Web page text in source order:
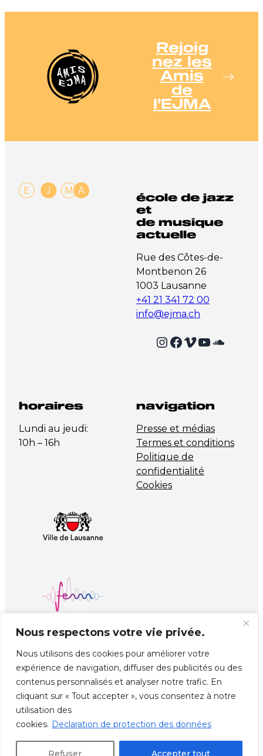
Nous respectons votre vie privée.
Nous utilisons des cookies pour améliorer votre
expérience de navigation, diffuser des publicités ou des
contenus personnalisés et analyser notre trafic. En
cliquant sur « Tout accepter », vous consentez à notre
utilisation des
cookies. Declaration de protection des données
Refuser Accepter tout
Rejoig
nez les
Amis
de
l’EJMA
école de jazz
et
de musique
actuelle
Rue des Côtes-de-
Montbenon 26
1003 Lausanne
+41 21 341 72 00
info@ejma.ch
InstagramFacebook Vimeo YouTube SoundCloud
horaires
Lundi au jeudi:
10h – 16h
navigation
Presse et médias
Termes et conditions
Politique de
confidentialité
Cookies
© Copyright EJMA Réalisé parunprinted.ch